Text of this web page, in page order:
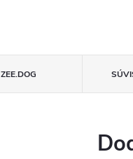
ZEE.DOG